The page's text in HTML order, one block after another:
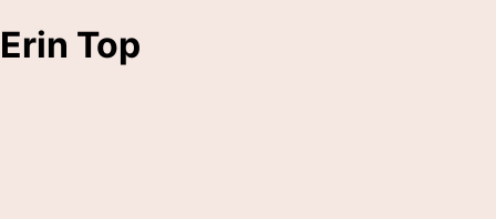
Erin Top